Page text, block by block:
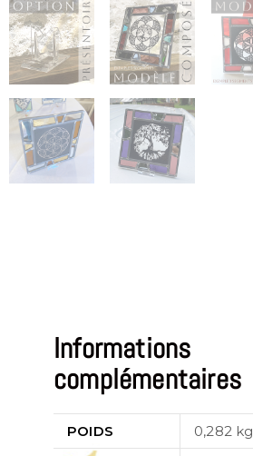
Informations
complémentaires
POIDS
0,282 kg